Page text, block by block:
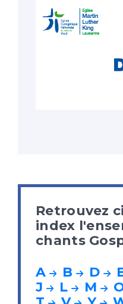
Retrouvez
index
chants
A
B D
J
L M